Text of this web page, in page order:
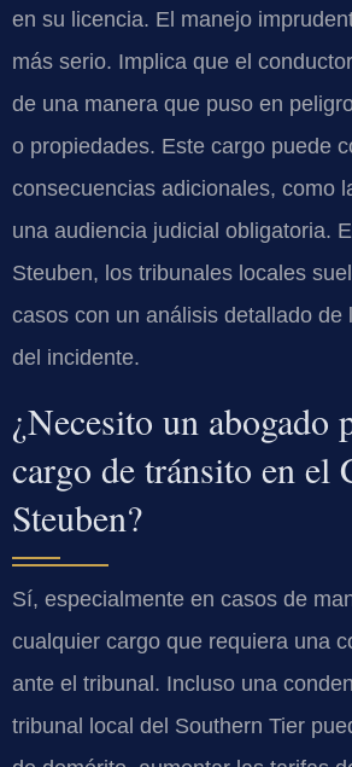
en su licencia. El manejo
más serio. Implica que el
de una manera que puso en
o propiedades. Este cargo puede
consecuencias adicionales, como
una audiencia judicial obligatoria.
Steuben, los tribunales locales
casos con un análisis detallado de
del incidente.
¿Necesito un abogado
cargo de tránsito en el
Steuben?
Sí, especialmente en casos de
cualquier cargo que requiera una
ante el tribunal. Incluso una
tribunal local del Southern Tier